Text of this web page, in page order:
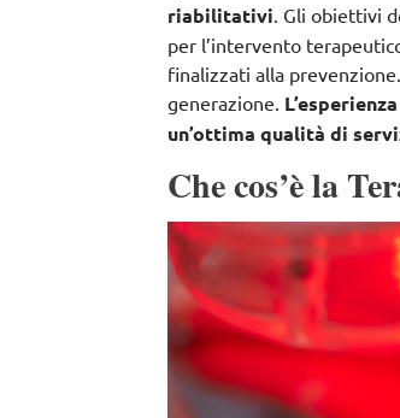
riabilitativi . Gli obiettivi
per l’intervento
finalizzati alla prevenzione
generazione.
un’ottima qualità di
Che cos’è la